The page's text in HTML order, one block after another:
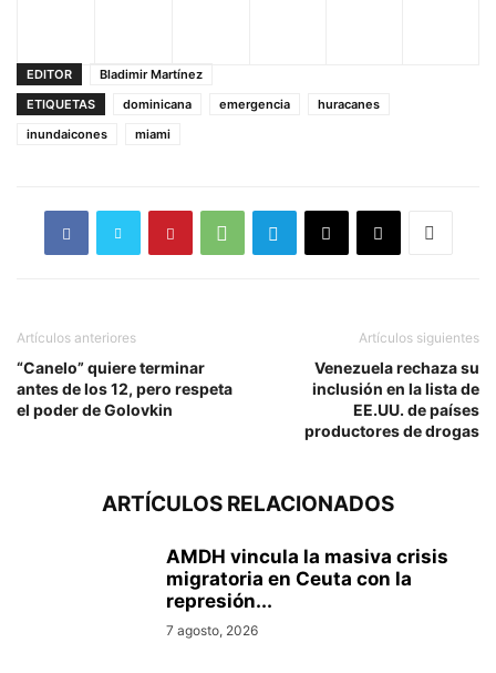
EDITOR
Bladimir Martínez
ETIQUETAS
dominicana emergencia
huracanes
inundaicones
miami
Artículos anteriores
“Canelo” quiere terminar
antes de los 12, pero respeta
el poder de Golovkin
Artículos siguientes
Venezuela rechaza su
inclusión en la lista de
EE.UU. de países
productores de drogas
ARTÍCULOS RELACIONADOS
AMDH vincula la masiva crisis
migratoria en Ceuta con la
represión...
7 agosto, 2026